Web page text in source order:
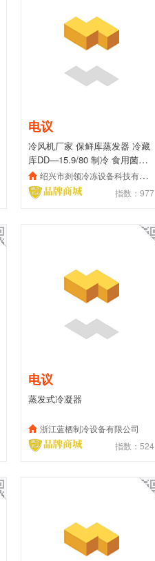
电议
冷风机厂家 保鲜库蒸发器 冷藏
库DD—15.9/80 制冷 食用菌房
冷风机
绍兴市剡领冷冻设备科技有限公司
指数：977
电议
蒸发式冷凝器
浙江蓝栖制冷设备有限公司
指数：524